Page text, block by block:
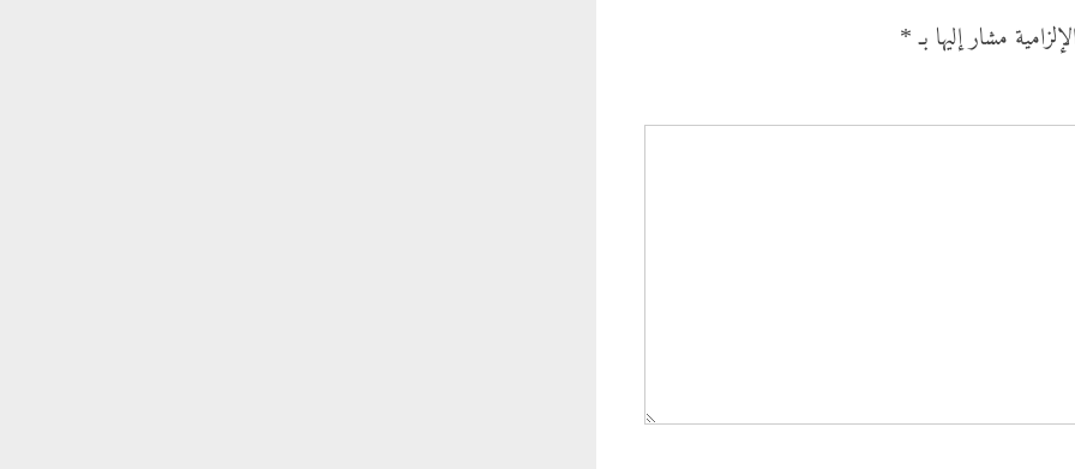
مشار إليها بـ*